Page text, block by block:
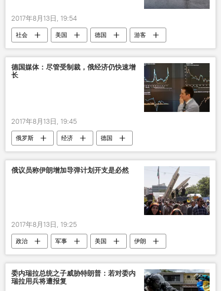
2017年8月13日, 19:54
社会 美国 德国 游客
德国媒体：尽管受制裁，俄经济仍快速增
长
2017年8月13日, 19:45
俄罗斯 经济
德国
经济增长
制裁
俄议员称伊朗增加导弹计划开支是必然
2017年8月13日, 19:25
政治 军事 美国
伊朗
导弹
委内瑞拉总统之子威胁特朗普：若对委内
瑞拉用兵将遭报复